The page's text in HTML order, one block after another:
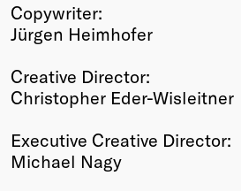
Copywriter:
Jürgen Heimhofer
Creative Director:
Christopher Eder-Wisleitner
Executive Creative Director:
Michael Nagy